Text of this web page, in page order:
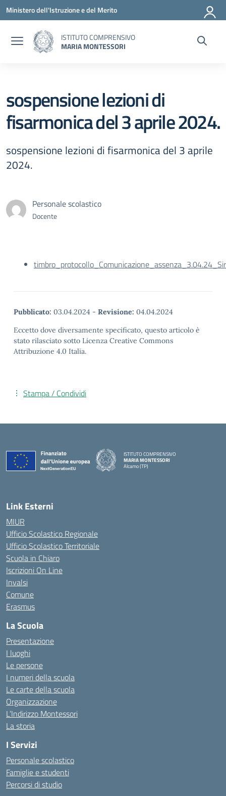
Vai ai contenuti
Vai al menu di navigazione
Vai al footer
Ministero dell'Istruzione e del Merito
ISTITUTO COMPRENSIVO
MARIA MONTESSORI
sospensione lezioni di
fisarmonica del 3 aprile 2024.
sospensione lezioni di fisarmonica del 3 aprile
2024.
Personale scolastico
Docente
Pubblicato: 03.04.2024 - Revisione: 04.04.2024
Eccetto dove diversamente specificato, questo articolo è
stato rilasciato sotto Licenza Creative Commons
Attribuzione 4.0 Italia.
Stampa / Condividi
ISTITUTO COMPRENSIVO
MARIA MONTESSORI
Alcamo (TP)
Link Esterni
MIUR
Ufficio Scolastico Regionale
Ufficio Scolastico Territoriale
Scuola in Chiaro
Iscrizioni On Line
Invalsi
Comune
Erasmus
La Scuola
Presentazione
I luoghi
Le persone
I numeri della scuola
Le carte della scuola
Organizzazione
L’Indirizzo Montessori
La storia
I Servizi
Personale scolastico
Famiglie e studenti
Percorsi di studio